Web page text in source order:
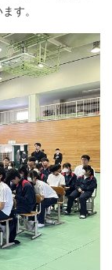
ます。